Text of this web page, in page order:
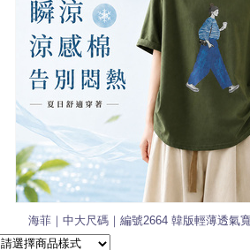
海菲｜中大尺碼｜編號2664 韓版輕薄透氣